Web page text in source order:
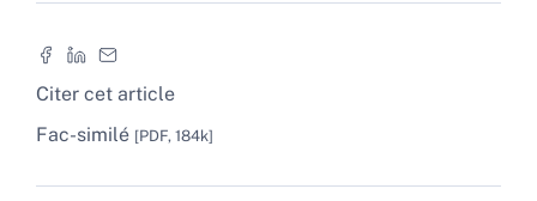
Citer cet article
Fac-similé [PDF, 184k]